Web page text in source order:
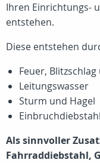
Ihren Einrichtungs-
entstehen.
Diese entstehen
Feuer,
Leitungswasser
Sturm und Hagel
Als sinnvoller
Fahrraddiebstahl,